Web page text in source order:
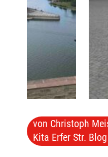
von Christoph
Kita Erfer Str. Blog